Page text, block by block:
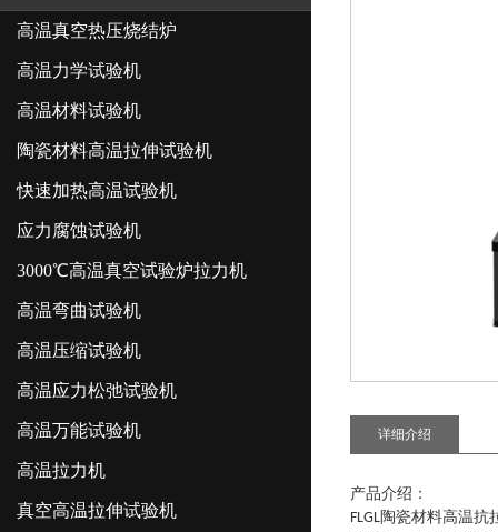
高温真空热压烧结炉
高温力学试验机
高温材料试验机
陶瓷材料高温拉伸试验机
快速加热高温试验机
应力腐蚀试验机
3000℃高温真空试验炉拉力机
高温弯曲试验机
高温压缩试验机
高温应力松弛试验机
高温万能试验机
高温拉力机
真空高温拉伸试验机
详细介绍
产品介绍：
FLGL陶瓷材料高温抗